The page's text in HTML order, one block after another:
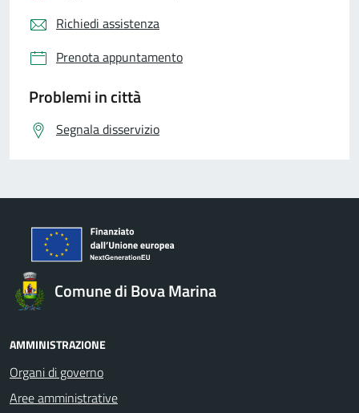
Richiedi assistenza
Prenota appuntamento
Problemi in città
Segnala disservizio
Comune di Bova Marina
AMMINISTRAZIONE
Organi di governo
Aree amministrative